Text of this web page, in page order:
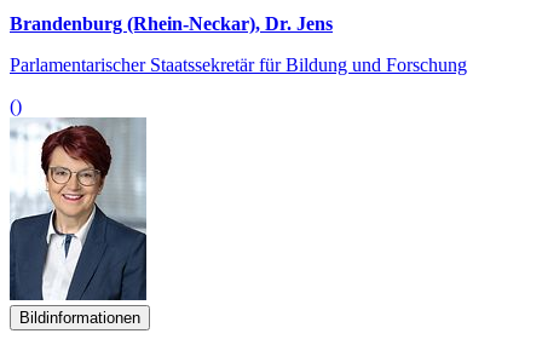
Brandenburg (Rhein-Neckar), Dr. Jens
Parlamentarischer Staatssekretär für Bildung und Forschung
()
Bildinformationen